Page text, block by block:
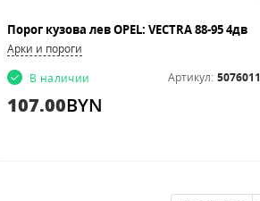
Порог кузова лев OPEL: VECTRA 88-95 4дв
Арки и пороги
В наличии
Артикул: 5076011
107.00BYN